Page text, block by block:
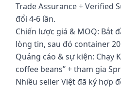
Trade Assurance + Verified
đổi 4-6 lần.
Chiến lược giá & MOQ: Bắt
lòng tin, sau đó container
Quảng cáo & sự kiện: Chạy
coffee beans” + tham gia
Nhiều seller Việt đã ký hợp